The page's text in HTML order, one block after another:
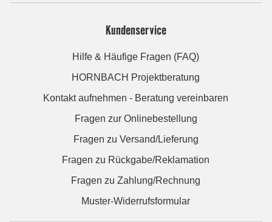
Kundenservice
Hilfe & Häufige Fragen (FAQ)
HORNBACH Projektberatung
Kontakt aufnehmen - Beratung vereinbaren
Fragen zur Onlinebestellung
Fragen zu Versand/Lieferung
Fragen zu Rückgabe/Reklamation
Fragen zu Zahlung/Rechnung
Muster-Widerrufsformular